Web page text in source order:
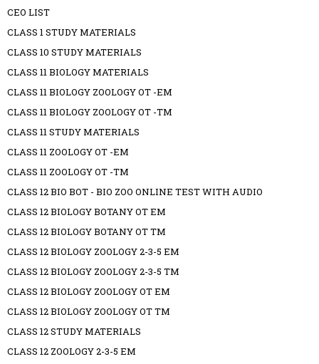
CEO LIST
CLASS 1 STUDY MATERIALS
CLASS 10 STUDY MATERIALS
CLASS 11 BIOLOGY MATERIALS
CLASS 11 BIOLOGY ZOOLOGY OT -EM
CLASS 11 BIOLOGY ZOOLOGY OT -TM
CLASS 11 STUDY MATERIALS
CLASS 11 ZOOLOGY OT -EM
CLASS 11 ZOOLOGY OT -TM
CLASS 12 BIO BOT - BIO ZOO ONLINE TEST WITH AUDIO
CLASS 12 BIOLOGY BOTANY OT EM
CLASS 12 BIOLOGY BOTANY OT TM
CLASS 12 BIOLOGY ZOOLOGY 2-3-5 EM
CLASS 12 BIOLOGY ZOOLOGY 2-3-5 TM
CLASS 12 BIOLOGY ZOOLOGY OT EM
CLASS 12 BIOLOGY ZOOLOGY OT TM
CLASS 12 STUDY MATERIALS
CLASS 12 ZOOLOGY 2-3-5 EM